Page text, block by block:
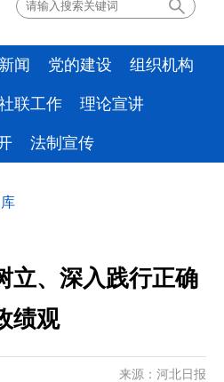
闻 党的建设 组织机构
联工作 理论宣讲
法制宣传
立、深入践行正确
绩观
来源：河北日报